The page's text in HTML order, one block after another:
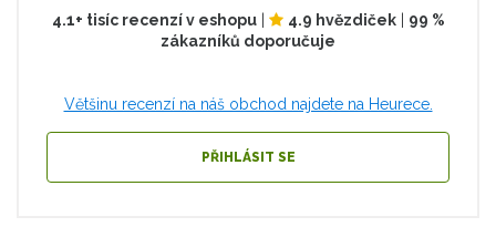
4.1+ tisíc recenzí v eshopu| 4.9 hvězdiček| 99 %
zákazníků doporučuje
Většinu recenzí na náš obchod najdete na Heurece.
PŘIHLÁSIT SE